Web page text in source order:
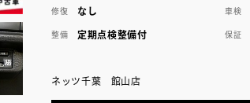
修復 なし 車検
整備 定期点検整備付 保証
ネッツ千葉 館山店